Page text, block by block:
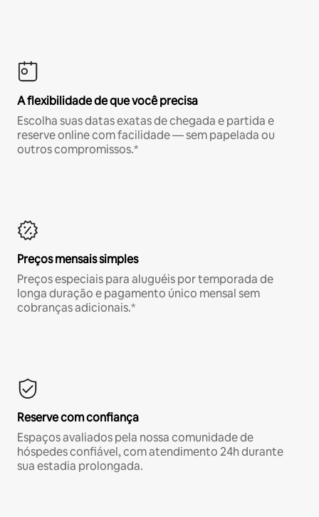
A flexibilidade de que você precisa
Escolha suas datas exatas de chegada e partida e
reserve online com facilidade — sem papelada ou
outros compromissos.*
Preços mensais simples
Preços especiais para aluguéis por temporada de
longa duração e pagamento único mensal sem
cobranças adicionais.*
Reserve com confiança
Espaços avaliados pela nossa comunidade de
hóspedes confiável, com atendimento 24h durante
sua estadia prolongada.